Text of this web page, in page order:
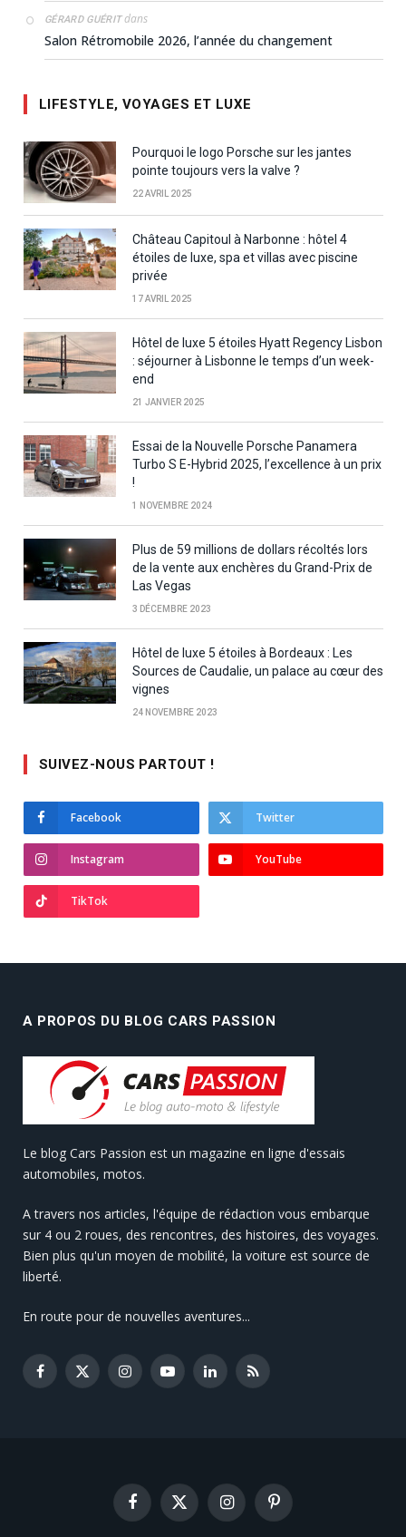
GÉRARD GUÉRITdans
Salon Rétromobile 2026, l’année du changement
LIFESTYLE, VOYAGES ET LUXE
Pourquoi le logo Porsche sur les jantes
pointe toujours vers la valve ?
22 AVRIL 2025
Château Capitoul à Narbonne : hôtel 4
étoiles de luxe, spa et villas avec piscine
privée
17 AVRIL 2025
Hôtel de luxe 5 étoiles Hyatt Regency Lisbon
: séjourner à Lisbonne le temps d’un week-
end
21 JANVIER 2025
Essai de la Nouvelle Porsche Panamera
Turbo S E-Hybrid 2025, l’excellence à un prix
!
1 NOVEMBRE 2024
Plus de 59 millions de dollars récoltés lors
de la vente aux enchères du Grand-Prix de
Las Vegas
3 DÉCEMBRE 2023
Hôtel de luxe 5 étoiles à Bordeaux : Les
Sources de Caudalie, un palace au cœur des
vignes
24 NOVEMBRE 2023
SUIVEZ-NOUS PARTOUT !
Facebook Twitter
Instagram YouTube
TikTok
A PROPOS DU BLOG CARS PASSION
Le blog Cars Passion est un magazine en ligne d'essais
automobiles, motos.
A travers nos articles, l'équipe de rédaction vous embarque
sur 4 ou 2 roues, des rencontres, des histoires, des voyages.
Bien plus qu'un moyen de mobilité, la voiture est source de
liberté.
En route pour de nouvelles aventures...
Facebook
X
InstagramYouTubeLinkedInRSS
Facebook
X
(Twitter)
InstagramPinterest